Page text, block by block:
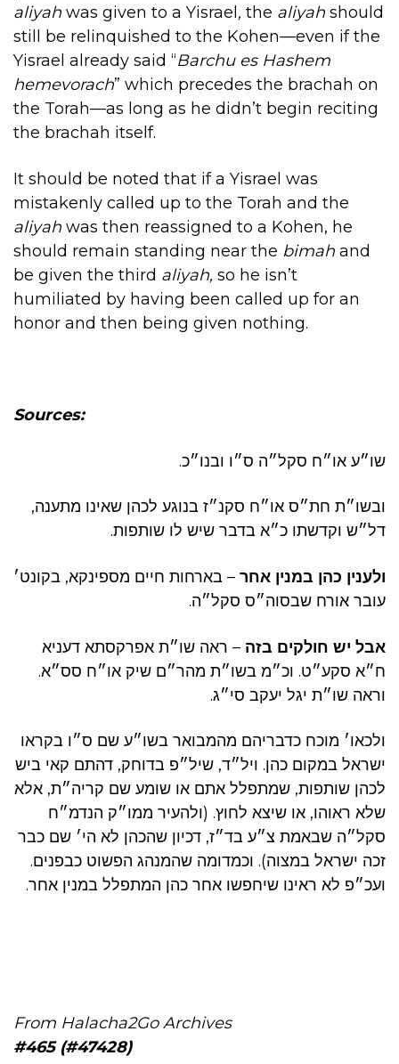
aliyah was given to a Yisrael , the aliyah should
still be relinquished to the Kohen—even if the
Yisrael already said “Barchu es Hashem
hemevorach” which precedes the brachah on
the Torah—as long as he didn’t begin reciting
the brachah itself.
It should be noted that if a Yisrael was
mistakenly called up to the Torah and the
aliyah was then reassigned to a Kohen, he
should remain standing near the bimah and
be given the third aliyah, so he isn’t
humiliated by having been called up for an
honor and then being given nothing.
Sources:
שו״ע או״ח סקל״ה ס״ו ובנו״כ.
ובשו״ת חת״ס או״ח סקנ״ז בנוגע לכהן שאינו מתענה,
דל״ש וקדשתו כ״א בדבר שיש לו שותפות.
ולענין כהן במנין אחר – בארחות חיים מספינקא, בקונט׳
עובר אורח שבסוה״ס סקל״ה.
אבל יש חולקים בזה – ראה שו״ת אפרקסתא דעניא
ח״א סקע״ט. וכ״מ בשו״ת מהר״ם שיק או״ח סס״א.
וראה שו״ת יגל יעקב סי״ג.
ולכאו׳ מוכח כדבריהם מהמבואר בשו״ע שם ס״ו בקראו
ישראל במקום כהן. ויל״ד, שיל״פ בדוחק, דהתם קאי ביש
לכהן שותפות, שמתפלל אתם או שומע שם קריה״ת, אלא
שלא ראוהו, או שיצא לחוץ. (ולהעיר ממו״ק הנדמ״ח
סקל״ה שבאמת צ״ע בד״ז, דכיון שהכהן לא הי׳ שם כבר
זכה ישראל במצוה). וכמדומה שהמנהג הפשוט כבפנים.
ועכ״פ לא ראינו שיחפשו אחר כהן המתפלל במנין אחר.
From Halacha2Go Archives
#465 (#47428)